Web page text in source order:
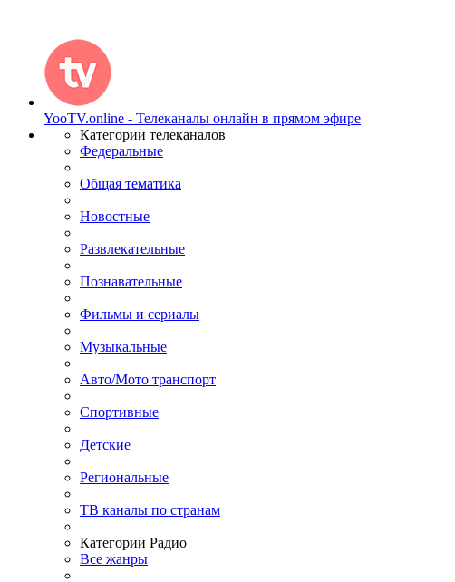
YooTV.online - Телеканалы онлайн в прямом эфире
Категории телеканалов
Федеральные
Общая тематика
Новостные
Развлекательные
Познавательные
Фильмы и сериалы
Музыкальные
Авто/Мото транспорт
Спортивные
Детские
Региональные
ТВ каналы по странам
Категории Радио
Все жанры